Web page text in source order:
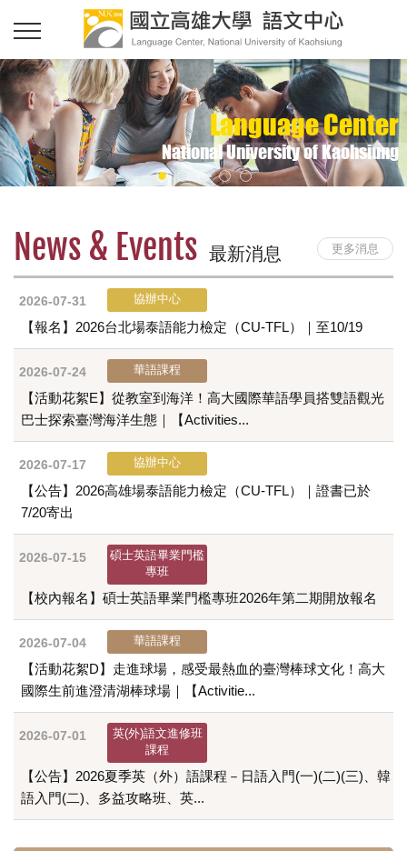
Language Center
National University of Kaohsiung
News & Events 最新消息 更多消息
2026-07-31 協辦中心
【報名】2026台北場泰語能力檢定（CU-TFL）｜至10/19
2026-07-24 華語課程
【活動花絮E】從教室到海洋！高大國際華語學員搭雙語觀光
巴士探索臺灣海洋生態｜【Activities...
2026-07-17 協辦中心
【公告】2026高雄場泰語能力檢定（CU-TFL）｜證書已於
7/20寄出
2026-07-15
碩士英語畢業門檻
專班
【校內報名】碩士英語畢業門檻專班2026年第二期開放報名
2026-07-04 華語課程
【活動花絮D】走進球場，感受最熱血的臺灣棒球文化！高大
國際生前進澄清湖棒球場｜【Activitie...
2026-07-01
英(外)語文進修班
課程
【公告】2026夏季英（外）語課程－日語入門(一)(二)(三)、韓
語入門(二)、多益攻略班、英...